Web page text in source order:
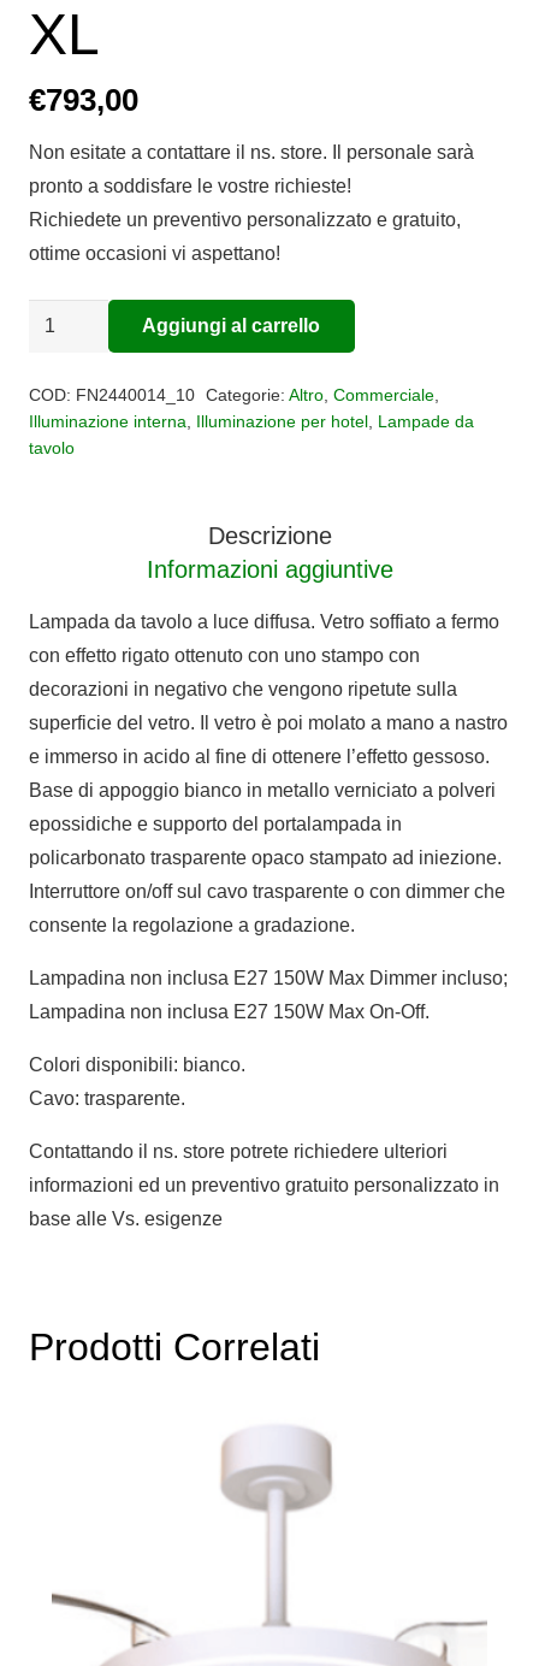
XL
€793,00
Non esitate a contattare il ns. store. Il personale sarà
pronto a soddisfare le vostre richieste!
Richiedete un preventivo personalizzato e gratuito,
ottime occasioni vi aspettano!
Lampada
RITUALS
XL
Aggiungi al carrello
COD: FN2440014_10 Categorie: Altro, Commerciale,
Illuminazione interna, Illuminazione per hotel, Lampade da
tavolo
Descrizione
Informazioni aggiuntive
Lampada da tavolo a luce diffusa. Vetro soffiato a fermo
con effetto rigato ottenuto con uno stampo con
decorazioni in negativo che vengono ripetute sulla
superficie del vetro. Il vetro è poi molato a mano a nastro
e immerso in acido al fine di ottenere l’effetto gessoso.
Base di appoggio bianco in metallo verniciato a polveri
epossidiche e supporto del portalampada in
policarbonato trasparente opaco stampato ad iniezione.
Interruttore on/off sul cavo trasparente o con dimmer che
consente la regolazione a gradazione.
Lampadina non inclusa E27 150W Max Dimmer incluso;
Lampadina non inclusa E27 150W Max On-Off.
Colori disponibili: bianco.
Cavo: trasparente.
Contattando il ns. store potrete richiedere ulteriori
informazioni ed un preventivo gratuito personalizzato in
base alle Vs. esigenze
Prodotti Correlati